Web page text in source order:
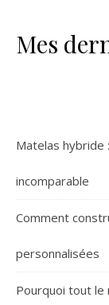
Mes
Matelas hybride
incomparable
Comment
personnalisées
Pourquoi tout le